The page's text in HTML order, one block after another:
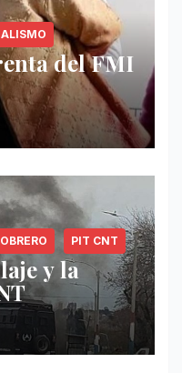
del FMI
PIT CNT
y la